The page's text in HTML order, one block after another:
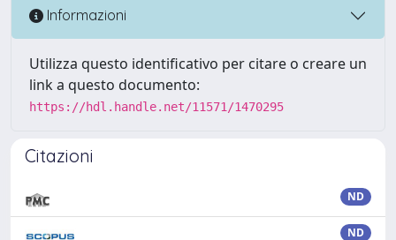
Informazioni
Utilizza questo identificativo per citare o creare un
link a questo documento:
https://hdl.handle.net/11571/1470295
Citazioni
ND
ND